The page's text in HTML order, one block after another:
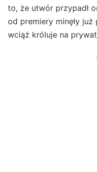
to, że utwór przypadł
od premiery minęły
wciąż króluje na